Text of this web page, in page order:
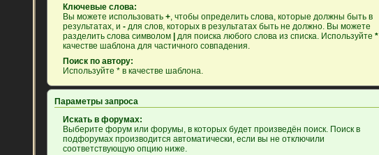
Ключевые слова:
Вы можете использовать+, чтобы определить слова, которые должны быть в
результатах, и- для слов, которых в результатах быть не должно. Вы можете
разделить слова символом
для поиска любого слова из списка. Используйте*
качестве шаблона для частичного совпадения.
Поиск по автору:
Используйте * в качестве шаблона.
Параметры запроса
Искать в форумах:
Выберите форум или форумы, в которых будет произведён поиск. Поиск в
подфорумах производится автоматически, если вы не отключили
соответствующую опцию ниже.